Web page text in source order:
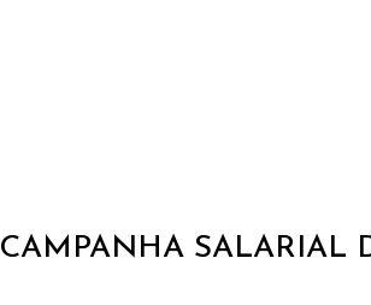
CAMPANHA SALARIAL